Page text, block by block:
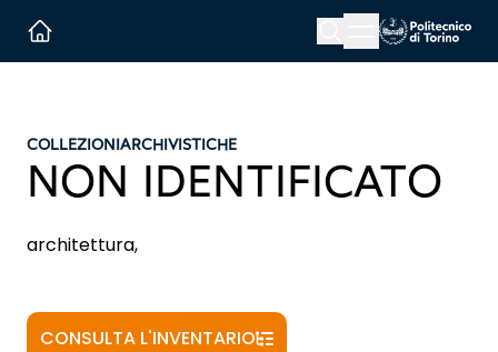
Menu button
COLLEZIONIARCHIVISTICHE
NON IDENTIFICATO
architettura,
CONSULTA L'INVENTARIO